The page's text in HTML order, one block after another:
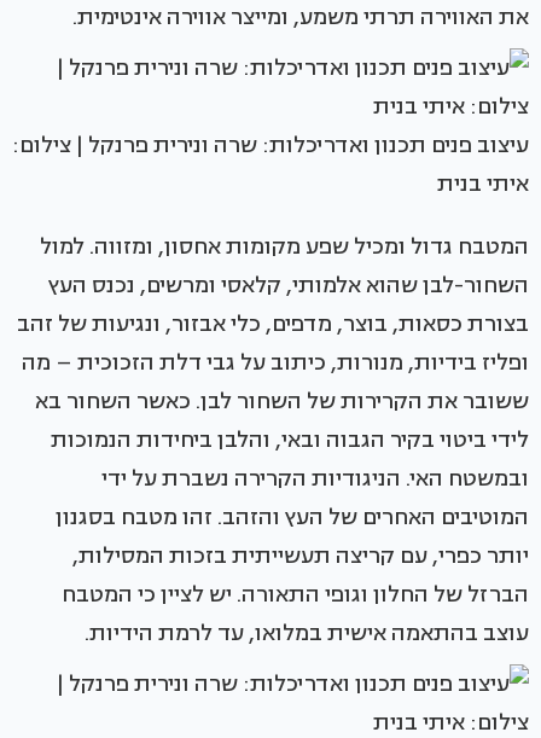
את האווירה תרתי משמע, ומייצר אווירה אינטימית.
עיצוב פנים תכנון ואדריכלות: שרה ונירית פרנקל | צילום:
איתי בנית
המטבח גדול ומכיל שפע מקומות אחסון, ומזווה. למול
השחור-לבן שהוא אלמותי, קלאסי ומרשים, נכנס העץ
בצורת כסאות, בוצר, מדפים, כלי אבזור, ונגיעות של זהב
ופליז בידיות, מנורות, כיתוב על גבי דלת הזכוכית – מה
ששובר את הקרירות של השחור לבן. כאשר השחור בא
לידי ביטוי בקיר הגבוה ובאי, והלבן ביחידות הנמוכות
ובמשטח האי. הניגודיות הקרירה נשברת על ידי
המוטיבים האחרים של העץ והזהב. זהו מטבח בסגנון
יותר כפרי, עם קריצה תעשייתית בזכות המסילות,
הברזל של החלון וגופי התאורה. יש לציין כי המטבח
עוצב בהתאמה אישית במלואו, עד לרמת הידיות.